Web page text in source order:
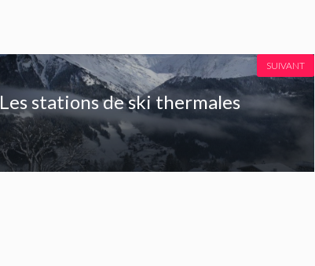
Les stations de ski thermales
SUIVANT